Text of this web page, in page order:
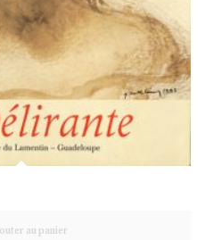
au panier